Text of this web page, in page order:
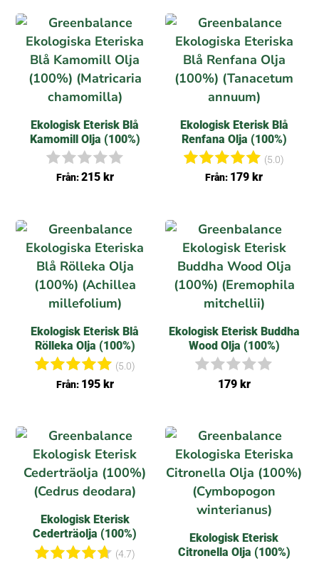
Ekologisk Eterisk Blå
Kamomill Olja (100%)
r
e
c
e
n
s
i
n
e
Från:215 kr
Ekologisk Eterisk Blå
Renfana Olja (100%)
Betygsat
(5.0)
Från: 179 kr
Ekologisk Eterisk Blå
Rölleka Olja (100%)
Betygsat
(5.0)
Från: 195 kr
Ekologisk Eterisk Buddha
Wood Olja (100%)
r
e
c
e
n
s
i
n
e
179 kr
Ekologisk Eterisk
Cederträolja (100%)
(4.7)
Ekologisk Eterisk
Citronella Olja (100%)